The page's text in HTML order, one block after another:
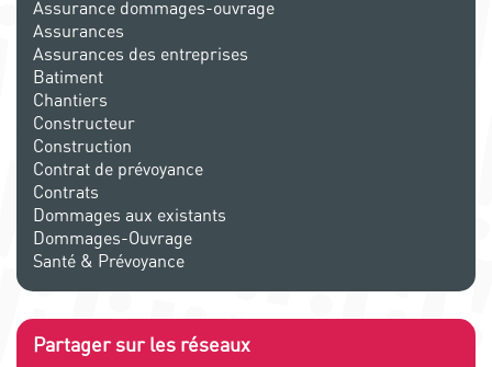
Assurance dommages-ouvrage
Assurances
Assurances des entreprises
Batiment
Chantiers
Constructeur
Construction
Contrat de prévoyance
Contrats
Dommages aux existants
Dommages-Ouvrage
Santé & Prévoyance
Partager sur les réseaux